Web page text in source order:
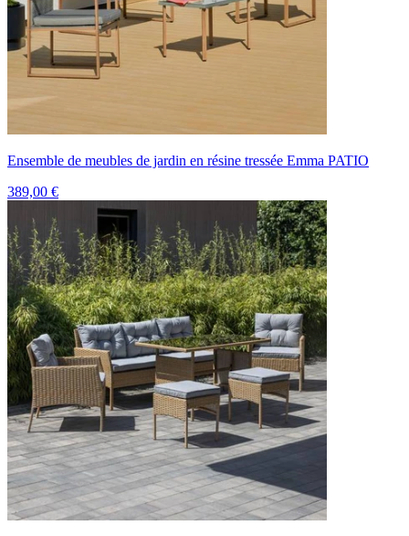
Ensemble de meubles de jardin en résine tressée Emma PATIO
389,00 €